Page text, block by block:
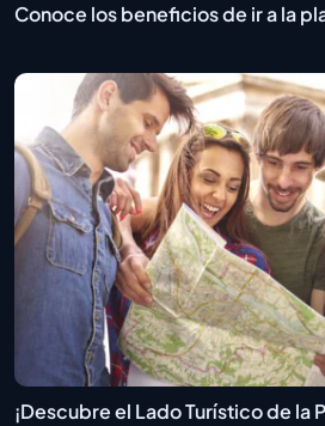
Conoce los beneficios de ir a la
¡Descubre el Lado Turístico de la